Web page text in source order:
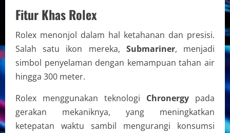
Fitur Khas Rolex
Rolex menonjol dalam hal ketahanan dan presisi.
Salah satu ikon mereka, Submariner, menjadi
simbol penyelaman dengan kemampuan tahan air
hingga 300 meter.
Rolex menggunakan teknologi Chronergy pada
gerakan mekaniknya, yang meningkatkan
ketepatan waktu sambil mengurangi konsumsi